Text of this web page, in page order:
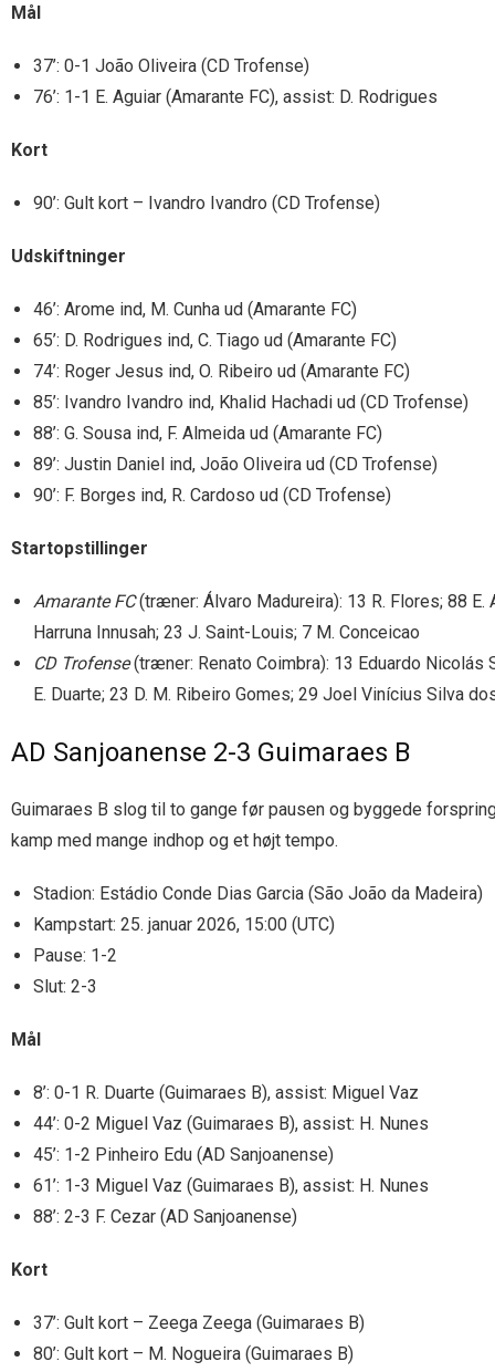
Mål
37’: 0-1 João Oliveira (CD Trofense)
76’: 1-1 E. Aguiar (Amarante FC), assist: D. Rodrigues
Kort
90’: Gult kort – Ivandro Ivandro (CD Trofense)
Udskiftninger
46’: Arome ind, M. Cunha ud (Amarante FC)
65’: D. Rodrigues ind, C. Tiago ud (Amarante FC)
74’: Roger Jesus ind, O. Ribeiro ud (Amarante FC)
85’: Ivandro Ivandro ind, Khalid Hachadi ud (CD Trofense)
88’: G. Sousa ind, F. Almeida ud (Amarante FC)
89’: Justin Daniel ind, João Oliveira ud (CD Trofense)
90’: F. Borges ind, R. Cardoso ud (CD Trofense)
Startopstillinger
Amarante FC(træner: Álvaro Madureira): 13 R. Flores; 88 E.
Harruna Innusah; 23 J. Saint-Louis; 7 M. Conceicao
CD Trofense(træner: Renato Coimbra): 13 Eduardo Nicolás
E. Duarte; 23 D. M. Ribeiro Gomes; 29 Joel Vinícius Silva
AD Sanjoanense 2-3 Guimaraes B
Guimaraes B slog til to gange før pausen og byggede
kamp med mange indhop og et højt tempo.
Stadion: Estádio Conde Dias Garcia (São João da Madeira)
Kampstart: 25. januar 2026, 15:00 (UTC)
Pause: 1-2
Slut: 2-3
Mål
8’: 0-1 R. Duarte (Guimaraes B), assist: Miguel Vaz
44’: 0-2 Miguel Vaz (Guimaraes B), assist: H. Nunes
45’: 1-2 Pinheiro Edu (AD Sanjoanense)
61’: 1-3 Miguel Vaz (Guimaraes B), assist: H. Nunes
88’: 2-3 F. Cezar (AD Sanjoanense)
Kort
37’: Gult kort – Zeega Zeega (Guimaraes B)
80’: Gult kort – M. Nogueira (Guimaraes B)